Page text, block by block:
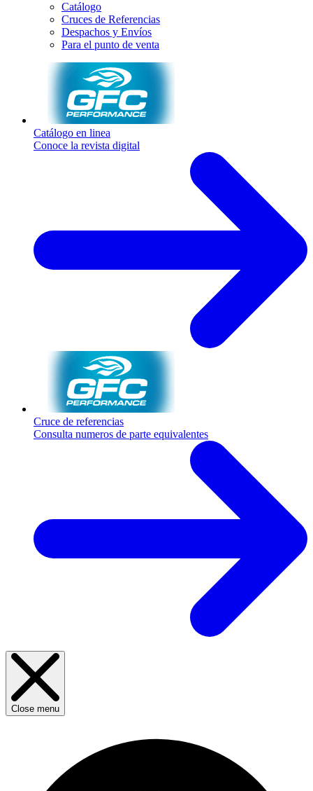
Catálogo
Cruces de Referencias
Despachos y Envíos
Para el punto de venta
Catálogo en linea
Conoce la revista digital
Cruce de referencias
Consulta numeros de parte equivalentes
Close menu